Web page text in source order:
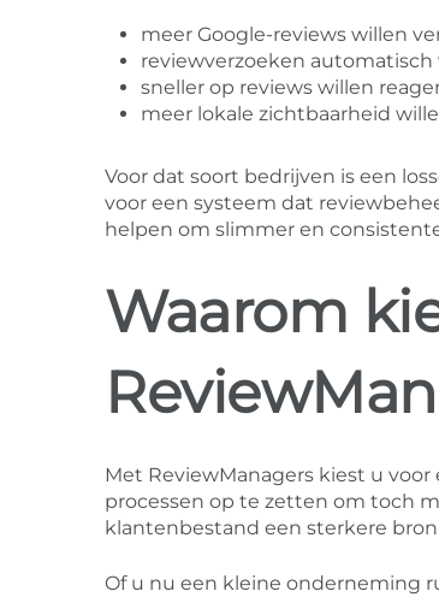
meer Google-reviews willen
reviewverzoeken
sneller op reviews willen
meer lokale zichtbaarheid
Voor dat soort bedrijven is een
voor een systeem dat
helpen om slimmer en
Waarom
Met ReviewManagers kiest u
processen op te zetten om toch
klantenbestand een sterkere
Of u nu een kleine onderneming